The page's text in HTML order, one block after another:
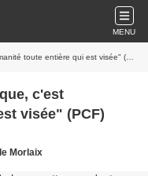
MENU
toute entière qui est visée" (PCF)
c'est
visée" (PCF)
Morlaix